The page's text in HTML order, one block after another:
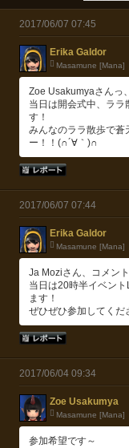
2017/06/07 07:45
Erika Galdor
Masamune [Mana]
Zoe Usakumyaさんっ
当日は開会式中、ラ
す！
みんなのララ散歩で蒼
ー！！(∩´∀｀)∩
2017/06/07 07:44
Erika Galdor
Masamune [Mana]
Ja Moziさん、コメン
当日は20時半イベン
ます！
ぜひぜひ参加してくだ
2017/06/04 09:34
Zoe Usakumya
Masamune [Mana]
参加希望です～